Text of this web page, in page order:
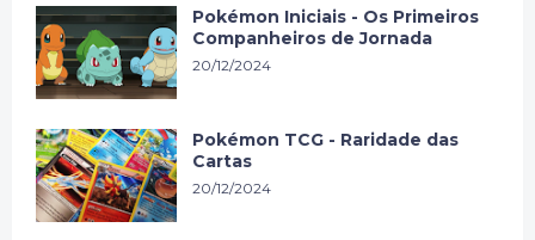
Pokémon Iniciais - Os Primeiros
Companheiros de Jornada
20/12/2024
Pokémon TCG - Raridade das
Cartas
20/12/2024